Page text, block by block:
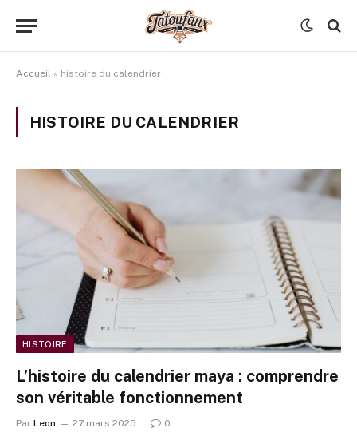
Accueil » histoire du calendrier
HISTOIRE DU CALENDRIER
HISTOIRE
L’histoire du calendrier maya : comprendre
son véritable fonctionnement
Par Leon 27 mars 2025 0